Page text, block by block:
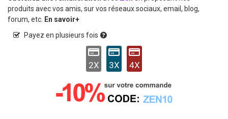
produits avec vos amis, sur vos réseaux sociaux, email, blog,
forum, etc. En savoir+
Payez en plusieurs fois
2X 3X 4X